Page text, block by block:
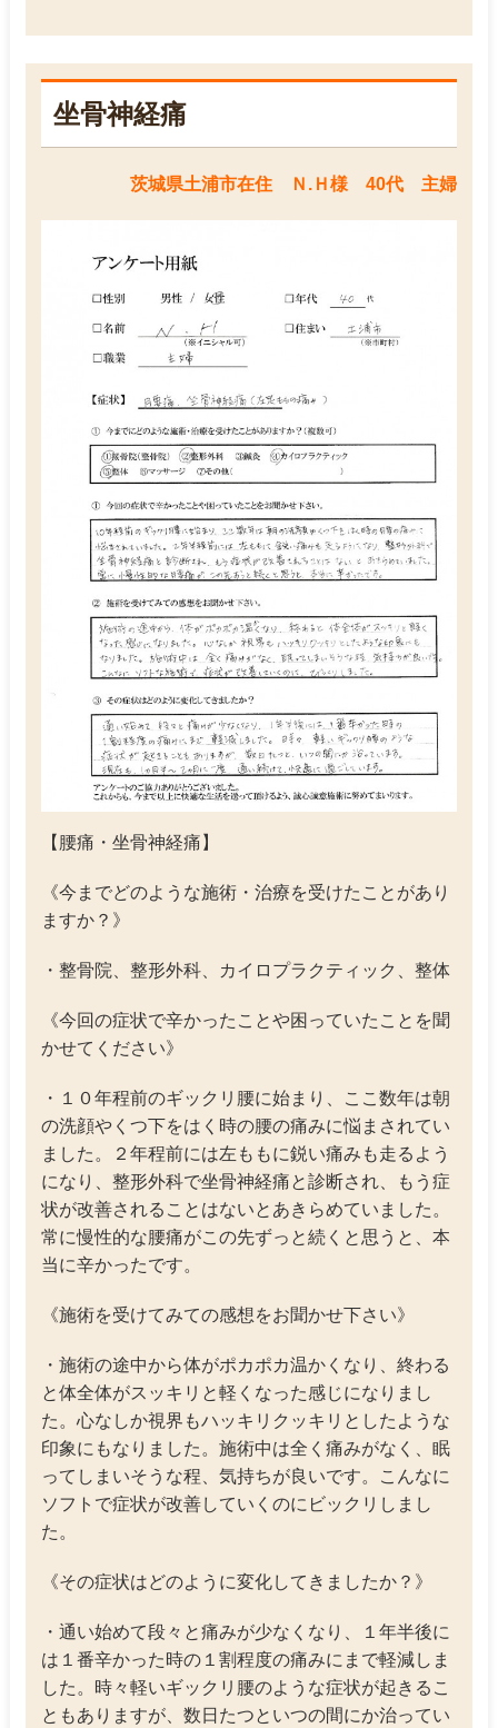
坐骨神経痛
茨城県土浦市在住 Ｎ.Ｈ様 40代 主婦
【腰痛・坐骨神経痛】
《今までどのような施術・治療を受けたことがあり
ますか？》
・整骨院、整形外科、カイロプラクティック、整体
《今回の症状で辛かったことや困っていたことを聞
かせてください》
・１０年程前のギックリ腰に始まり、ここ数年は朝
の洗顔やくつ下をはく時の腰の痛みに悩まされてい
ました。２年程前には左ももに鋭い痛みも走るよう
になり、整形外科で坐骨神経痛と診断され、もう症
状が改善されることはないとあきらめていました。
常に慢性的な腰痛がこの先ずっと続くと思うと、本
当に辛かったです。
《施術を受けてみての感想をお聞かせ下さい》
・施術の途中から体がポカポカ温かくなり、終わる
と体全体がスッキリと軽くなった感じになりまし
た。心なしか視界もハッキリクッキリとしたような
印象にもなりました。施術中は全く痛みがなく、眠
ってしまいそうな程、気持ちが良いです。こんなに
ソフトで症状が改善していくのにビックリしまし
た。
《その症状はどのように変化してきましたか？》
・通い始めて段々と痛みが少なくなり、１年半後に
は１番辛かった時の１割程度の痛みにまで軽減しま
した。時々軽いギックリ腰のような症状が起きるこ
ともありますが、数日たつといつの間にか治ってい